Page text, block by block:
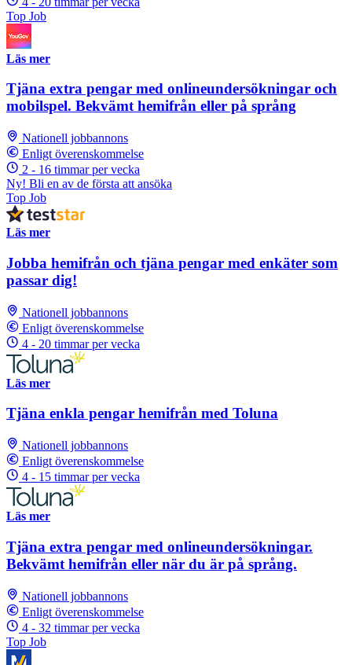
Top Job
Läs mer
Tjäna extra pengar med onlineundersökningar och
mobilspel. Bekvämt hemifrån eller på språng
Nationell jobbannons
Enligt överenskommelse
2 - 16 timmar per vecka
Ny! Bli en av de första att ansöka
Top Job
Läs mer
Jobba hemifrån och tjäna pengar med enkäter som
passar dig!
Nationell jobbannons
Enligt överenskommelse
4 - 20 timmar per vecka
Läs mer
Tjäna enkla pengar hemifrån med Toluna
Nationell jobbannons
Enligt överenskommelse
4 - 15 timmar per vecka
Läs mer
Tjäna extra pengar med onlineundersökningar.
Bekvämt hemifrån eller när du är på språng.
Nationell jobbannons
Enligt överenskommelse
4 - 32 timmar per vecka
Top Job